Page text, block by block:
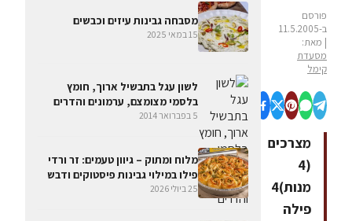
פורסם
ב-11.5.2005
| מאת:
מסעדת
קימל
מצרכים
(4
מנות)4
פילה
מסבחה גבינות עיזים וכבשים
15 במאי 2025
לשון עגל בתבשיל ארוך, חומץ
בלסמי מצומצם, ערמונים והדרים
5 בפברואר 2014
מלוח ומתוק – גיוון טעמים: זר ורדי
פילו במילוי גבינות פיסטוקים ודבש
25 ביולי 2026